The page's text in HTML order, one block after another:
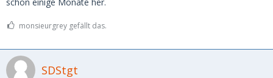
monsieurgrey gefällt das.
SDStgt